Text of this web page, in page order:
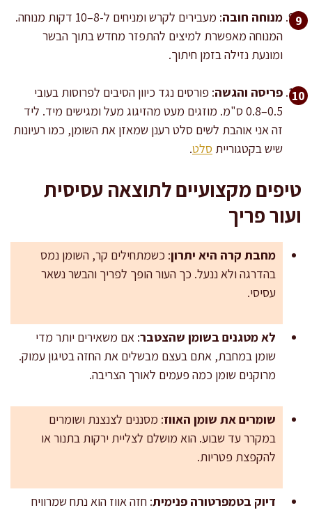
מנוחה חובה
: מעבירים לקרש ומניחים ל-8–10 דקות מנוחה.
המנוחה מאפשרת למיצים להתפזר מחדש בתוך הבשר
ומונעת נזילה בזמן חיתוך.
פריסה והגשה: פורסים נגד כיוון הסיבים לפרוסות בעובי
0.5–0.8 ס"מ. מוזגים מעט מהזיגוג מעל ומגישים מיד. ליד
זה אני אוהבת לשים סלט רענן שמאזן את השומן, כמו רעיונות
שיש בקטגוריית סלט.
טיפים מקצועיים לתוצאה עסיסית
ועור פריך
מחבת קרה היא יתרון: כשמתחילים קר, השומן נמס
בהדרגה ולא ננעל. כך העור הופך לפריך והבשר נשאר
עסיסי.
לא מטגנים בשומן שהצטבר: אם משאירים יותר מדי
שומן במחבת, אתם בעצם מבשלים את החזה בטיגון עמוק.
מרוקנים שומן כמה פעמים לאורך הצריבה.
שומרים את שומן האווז: מסננים לצנצנת ושומרים
במקרר עד שבוע. הוא מושלם לצליית ירקות בתנור או
להקפצת פטריות.
דיוק בטמפרטורה פנימית: חזה אווז הוא נתח שמרוויח